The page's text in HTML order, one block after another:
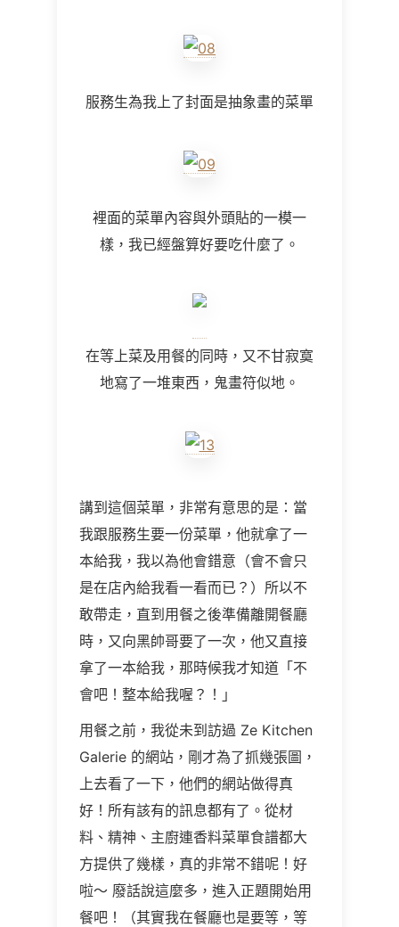
服務生為我上了封面是抽象畫的菜單
裡面的菜單內容與外頭貼的一模一
樣，我已經盤算好要吃什麼了。
在等上菜及用餐的同時，又不甘寂寞
地寫了一堆東西，鬼畫符似地。
講到這個菜單，非常有意思的是：當
我跟服務生要一份菜單，他就拿了一
本給我，我以為他會錯意（會不會只
是在店內給我看一看而已？）所以不
敢帶走，直到用餐之後準備離開餐廳
時，又向黑帥哥要了一次，他又直接
拿了一本給我，那時候我才知道「不
會吧！整本給我喔？！」
用餐之前，我從未到訪過 Ze Kitchen
Galerie 的網站，剛才為了抓幾張圖，
上去看了一下，他們的網站做得真
好！所有該有的訊息都有了。從材
料、精神、主廚連香料菜單食譜都大
方提供了幾樣，真的非常不錯呢！好
啦～ 廢話說這麼多，進入正題開始用
餐吧！（其實我在餐廳也是要等，等